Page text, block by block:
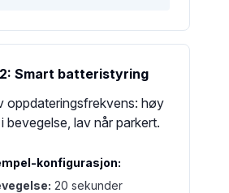
Smart batteristyring
oppdateringsfrekvens: høy
bevegelse, lav når parkert.
konfigurasjon:
20 sekunder